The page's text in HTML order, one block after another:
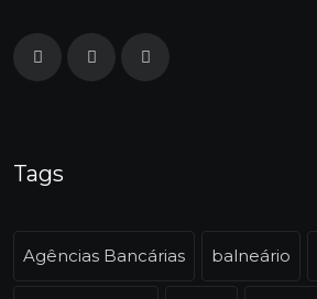
Tags
Agências Bancárias balneário